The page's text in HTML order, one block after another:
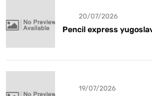
20/07/2026
Pencil express
19/07/2026